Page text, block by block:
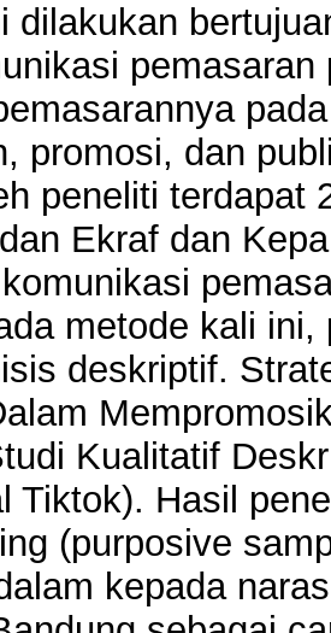
dilakukan
promosi, dan
peneliti terdapat
Ekraf dan
metode kali
deskriptif.
Kualitatif
Tiktok). Hasil
(purposive
kepada